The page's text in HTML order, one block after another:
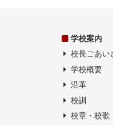
学校案内
校長ごあい
学校概要
沿革
校訓
校章・校歌